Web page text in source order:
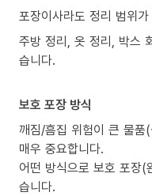
포장이사라도 정리 범위
주방 정리, 옷 정리, 박스
습니다.
보호 포장 방식
깨짐/흠집 위험이 큰 물
매우 중요합니다.
어떤 방식으로 보호 포장
습니다.